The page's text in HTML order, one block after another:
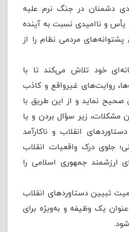
دشمنان در جنگ نرم علیه
یأس و ناامیدی نسبت به آینده
مردمی نظام را از
خود تلاش می‌کند تا با
روایت‌های غیرواقع و کاذب
صحیح نماید و از این طریق با
مشکلات، زیر سؤال بردن و یا
انقلاب و ناکارآمد
جلوی درک واقعیات انقلاب
ارزشمند جمهوری اسلامی را
تبیین دستاوردهای انقلاب
یک وظیفه و به‌ویژه برای